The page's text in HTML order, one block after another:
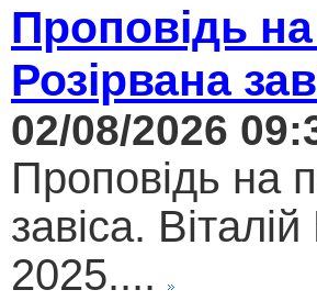
Проповідь
Розірвана
02/08/2026
Проповідь на
завіса.
2025....